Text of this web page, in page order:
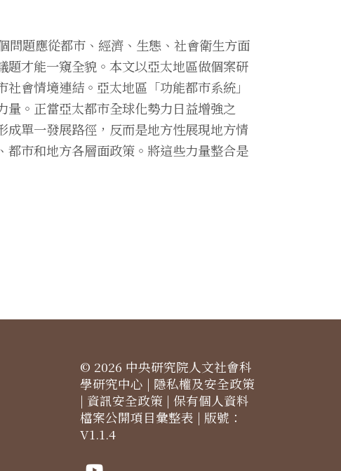
題應從都市、經濟、生態、社會衛生方面
才能一窺全貌。本文以亞太地區做個案研
會情境連結。亞太地區「功能都市系統」
。正當亞太都市全球化勢力日益增強之
單一發展路徑，反而是地方性展現地方情
市和地方各層面政策。將這些力量整合是
© 2026 中央研究院人文社會科
學研究中心 | 隱私權及安全政策
| 資訊安全政策 | 保有個人資料
檔案公開項目彙整表 | 版號：
V1.1.4